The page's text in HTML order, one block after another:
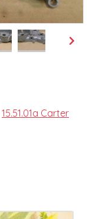
15.51.01a Carter